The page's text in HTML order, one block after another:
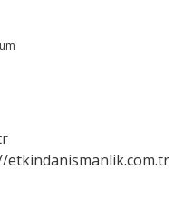
etkindanismanlik.com.tr